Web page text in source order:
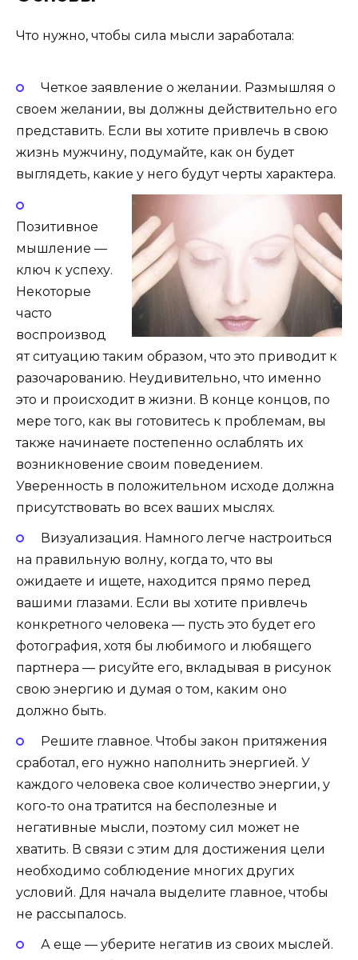
Что нужно, чтобы сила мысли заработала:
Четкое заявление о желании. Размышляя о
своем желании, вы должны действительно его
представить. Если вы хотите привлечь в свою
жизнь мужчину, подумайте, как он будет
выглядеть, какие у него будут черты характера.
Позитивное
мышление —
ключ к успеху.
Некоторые
часто
воспроизвод
ят ситуацию таким образом, что это приводит к
разочарованию. Неудивительно, что именно
это и происходит в жизни. В конце концов, по
мере того, как вы готовитесь к проблемам, вы
также начинаете постепенно ослаблять их
возникновение своим поведением.
Уверенность в положительном исходе должна
присутствовать во всех ваших мыслях.
Визуализация. Намного легче настроиться
на правильную волну, когда то, что вы
ожидаете и ищете, находится прямо перед
вашими глазами. Если вы хотите привлечь
конкретного человека — пусть это будет его
фотография, хотя бы любимого и любящего
партнера — рисуйте его, вкладывая в рисунок
свою энергию и думая о том, каким оно
должно быть.
Решите главное. Чтобы закон притяжения
сработал, его нужно наполнить энергией. У
каждого человека свое количество энергии, у
кого-то она тратится на бесполезные и
негативные мысли, поэтому сил может не
хватить. В связи с этим для достижения цели
необходимо соблюдение многих других
условий. Для начала выделите главное, чтобы
не рассыпалось.
А еще — уберите негатив из своих мыслей.